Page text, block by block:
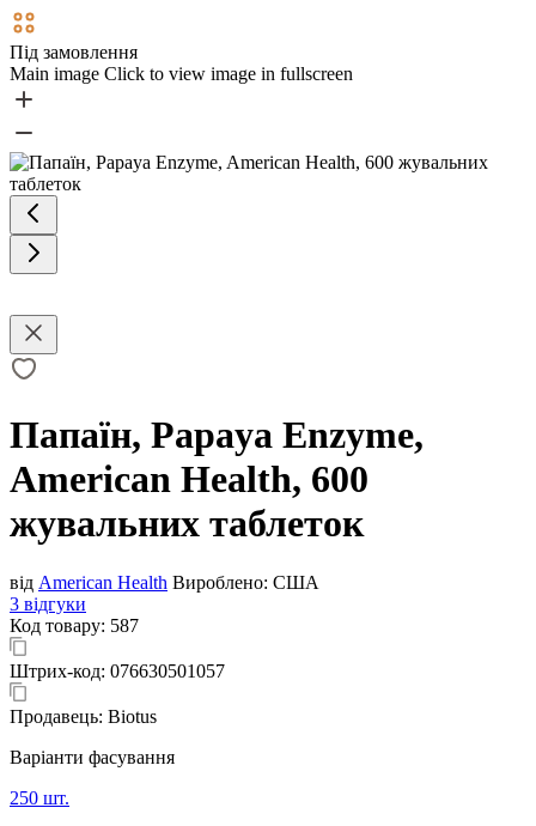
Під замовлення
Main image Click to view image in fullscreen
Папаїн, Papaya Enzyme,
American Health, 600
жувальних таблеток
від American Health Вироблено: США
3 відгуки
Код товару: 587
Штрих-код: 076630501057
Продавець: Biotus
Варіанти фасування
250 шт.